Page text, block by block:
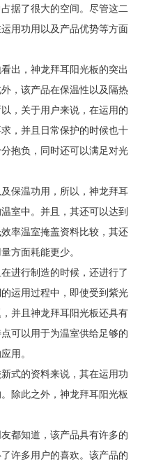
据了很大的空间。尽管这二
用功用以及产品优势等方面
出，神龙拜耳阳光板的突出
，该产品在保温性以及隔热
，关于用户来说，在运用的
，并且日常保护的时候也十
抱负，同时还可以满足对光
保温功用，所以，神龙拜耳
室中。并且，其还可以达到
率温室掩盖资料比较，其还
方面耗能更少。
进行制造的时候，还进行了
运用过程中，即使受到紫光
并且神龙拜耳阳光板还具有
可以用于为温室供给足够的
用。
式的资料来说，其在运用功
除此之外，神龙拜耳阳光板
都知道，该产品具有许多的
许多用户的喜欢。该产品的